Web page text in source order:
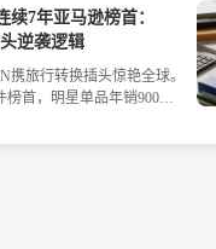
供 actionable 的运营建
，实现高效增长。立即了解
续7年亚马逊榜首：
逆袭逻辑
携旅行转换插头惊艳全球。
榜首，明星单品年销900万
痛点切入、技术壁垒筑高、